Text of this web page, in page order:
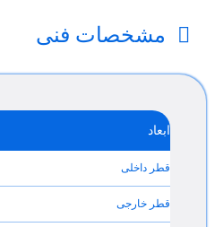
مشخصات فنی
ابعاد
قطر داخلی
قطر خارجی